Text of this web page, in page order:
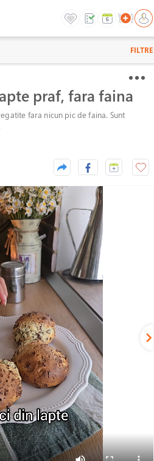
FILTRE
praf, fara faina
fara nicun pic de faina. Sunt